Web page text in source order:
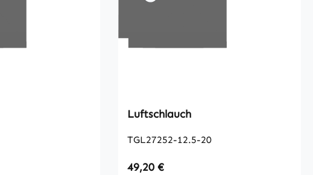
Luftschlauch
TGL27252-12.5-20
Regulärer Preis:
49,20 €